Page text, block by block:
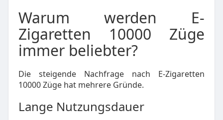
Warum werden E-
Zigaretten 10000 Züge
immer beliebter?
Die steigende Nachfrage nach E-Zigaretten
10000 Züge hat mehrere Gründe.
Lange Nutzungsdauer